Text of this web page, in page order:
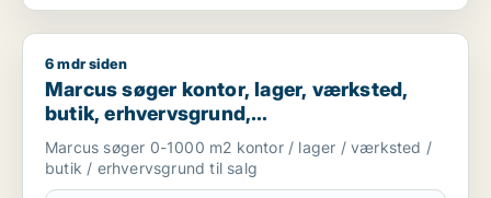
Marcus søger kontor, lager, værksted, butik,
6 mdr siden
Marcus søger kontor, lager, værksted,
butik, erhvervsgrund,
boligudlejningsejendom,
produktionslokaler eller garage til salg i
Storkøbenhavn
Marcus søger 0-1000 m2 kontor / lager / værksted /
butik / erhvervsgrund til salg